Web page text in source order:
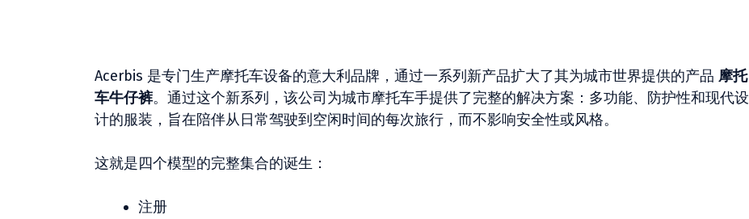
Acerbis 是专门生产摩托车设备的意大利品牌，通过一系列新产品扩大了其为城市世界提供的产品 摩托
车牛仔裤。通过这个新系列，该公司为城市摩托车手提供了完整的解决方案：多功能、防护性和现代设
计的服装，旨在陪伴从日常驾驶到空闲时间的每次旅行，而不影响安全性或风格。
这就是四个模型的完整集合的诞生：
注册